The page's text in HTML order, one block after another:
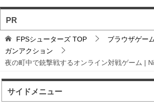
バトロワFPS対戦ゲ...
PR
FPSシューターズ TOP
ブラウザゲー
ガンアクション
夜の町中で銃撃戦するオンライン対戦ゲーム |
サイドメニュー